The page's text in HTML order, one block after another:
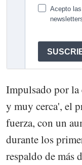
Impulsado por la
y muy cerca', el
fuerza, con un
durante los
respaldo de más